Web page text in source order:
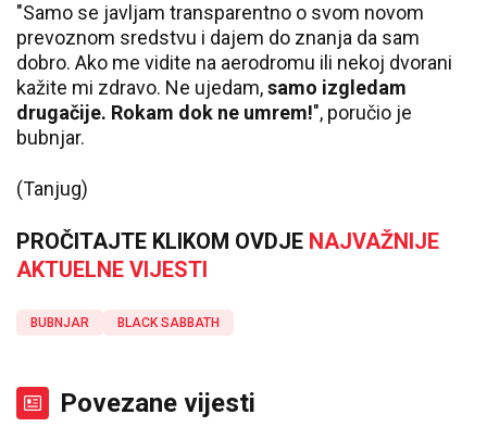
"Samo se javljam transparentno o svom novom
prevoznom sredstvu i dajem do znanja da sam
dobro. Ako me vidite na aerodromu ili nekoj dvorani
kažite mi zdravo. Ne ujedam,samo izgledam
drugačije. Rokam dok ne umrem!", poručio je
bubnjar.
(Tanjug)
PROČITAJTE KLIKOM OVDJE NAJVAŽNIJE
AKTUELNE VIJESTI
BUBNJAR BLACK SABBATH
Povezane vijesti